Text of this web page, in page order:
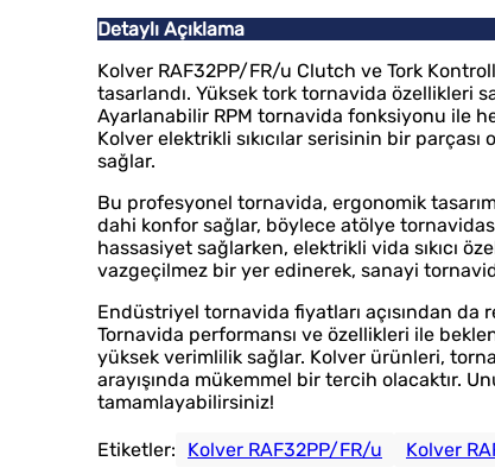
Detaylı Açıklama
Kolver RAF32PP/FR/u Clutch ve Tork
tasarlandı. Yüksek tork tornavida özellikleri
Ayarlanabilir RPM tornavida fonksiyonu ile
Kolver elektrikli sıkıcılar serisinin bir
sağlar.
Bu profesyonel tornavida, ergonomik
dahi konfor sağlar, böylece atölye
hassasiyet sağlarken, elektrikli vida sıkıcı
vazgeçilmez bir yer edinerek, sanayi
Endüstriyel tornavida fiyatları açısından
Tornavida performansı ve özellikleri ile
yüksek verimlilik sağlar. Kolver ürünleri,
arayışında mükemmel bir tercih olacaktır.
tamamlayabilirsiniz!
Etiketler: Kolver RAF32PP/FR/u Kolver